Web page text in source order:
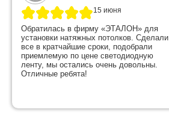
15 июня
Обратилась в фирму «ЭТАЛОН» для
установки натяжных потолков. Сделали
все в кратчайшие сроки, подобрали
приемлемую по цене светодиодную
ленту, мы остались очень довольны.
Отличные ребята!